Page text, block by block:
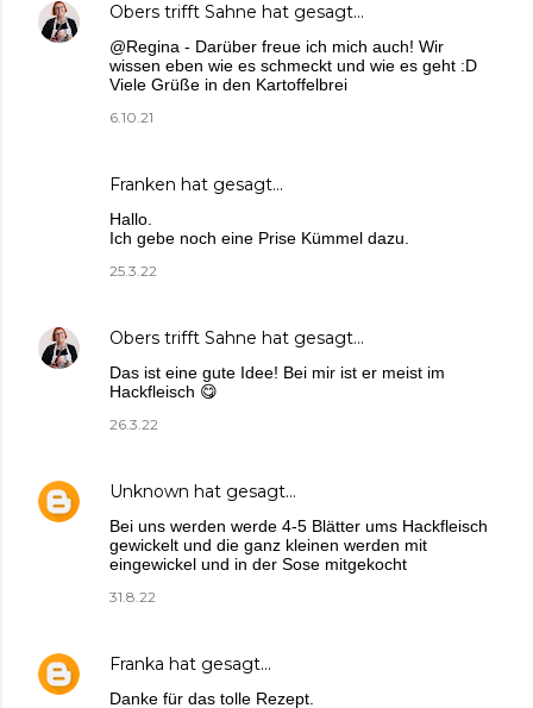
Obers trifft Sahne hat gesagt…
@Regina - Darüber freue ich mich auch! Wir
wissen eben wie es schmeckt und wie es geht :D
Viele Grüße in den Kartoffelbrei
6.10.21
Franken hat gesagt…
Hallo.
Ich gebe noch eine Prise Kümmel dazu.
25.3.22
Obers trifft Sahne hat gesagt…
Das ist eine gute Idee! Bei mir ist er meist im
Hackfleisch 😋
26.3.22
Unknown hat gesagt…
Bei uns werden werde 4-5 Blätter ums Hackfleisch
gewickelt und die ganz kleinen werden mit
eingewickel und in der Sose mitgekocht
31.8.22
Franka hat gesagt…
Danke für das tolle Rezept.